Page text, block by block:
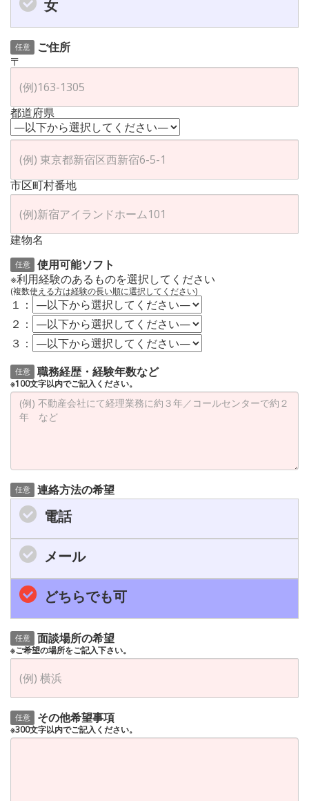
女
任意
ご住所
〒
都道府県
市区町村番地
建物名
任意
使用可能ソフト
※利用経験のあるものを選択してください
(複数使える方は経験の長い順に選択してください)
１：
２：
３：
任意 職務経歴・経験年数など
※100文字以内でご記入ください。
任意 連絡方法の希望
電話
メール
どちらでも可
任意 面談場所の希望
※ご希望の場所をご記入下さい。
任意 その他希望事項
※300文字以内でご記入ください。